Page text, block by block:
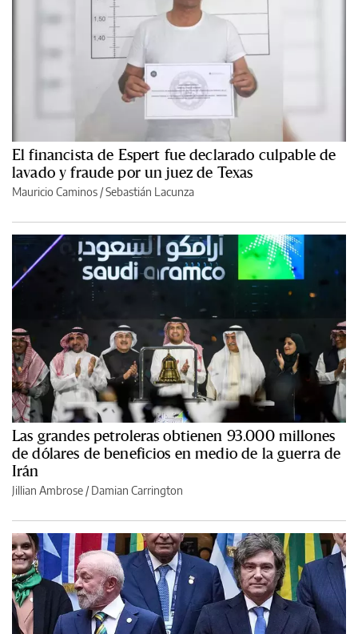
El financista de Espert fue declarado culpable de
lavado y fraude por un juez de Texas
Mauricio Caminos /Sebastián Lacunza
Las grandes petroleras obtienen 93.000 millones
de dólares de beneficios en medio de la guerra de
Irán
Jillian Ambrose / Damian Carrington